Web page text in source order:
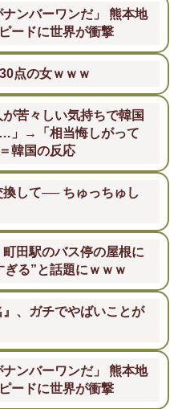
ンバーワンだ」 熊本地
ードに世界が衝撃
点の女ｗｗｗ
苦々しい気持ちで韓国
」→「相当悔しがって
韓国の反応
して── ちゅっちゅし
田駅のバス停の屋根に
る”と話題にｗｗｗ
』、ガチでやばいことが
ンバーワンだ」 熊本地
ードに世界が衝撃